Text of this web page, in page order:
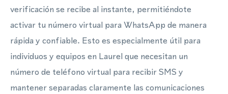
verificación se recibe al instante, permitiéndote
activar tu número virtual para WhatsApp de manera
rápida y confiable. Esto es especialmente útil para
individuos y equipos en Laurel que necesitan un
número de teléfono virtual para recibir SMS y
mantener separadas claramente las comunicaciones